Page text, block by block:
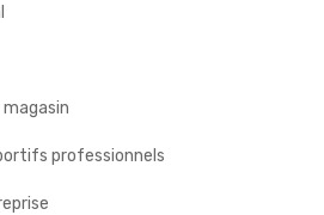
professionnels